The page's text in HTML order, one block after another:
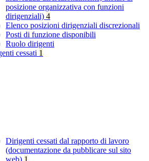
posizione organizzativa con funzioni
dirigenziali) 4
Elenco posizioni dirigenziali discrezionali
Posti di funzione disponibili
Ruolo dirigenti
cessati 1
Dirigenti cessati dal rapporto di lavoro
(documentazione da pubblicare sul sito